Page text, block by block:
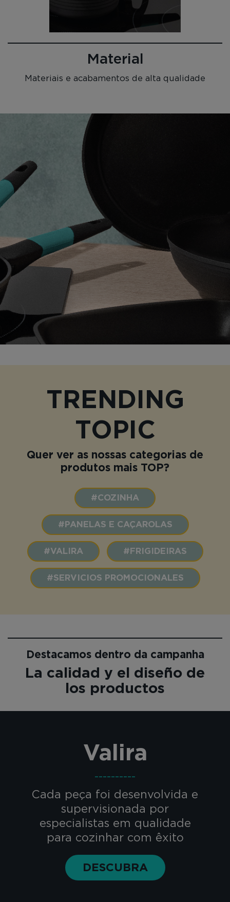
Material
Materiais e acabamentos de alta qualidade
TRENDING
TOPIC
Quer ver as nossas categorias de
produtos mais TOP?
#COZINHA
#PANELAS E CAÇAROLAS
#VALIRA #FRIGIDEIRAS
#SERVICIOS PROMOCIONALES
Destacamos dentro da campanha
La calidad y el diseño de
los productos
Valira
----------
Cada peça foi desenvolvida e
supervisionada por
especialistas em qualidade
para cozinhar com êxito
DESCUBRA